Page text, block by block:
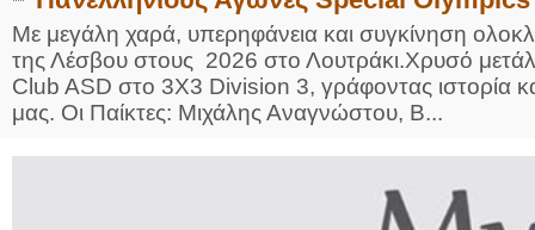
Με μεγάλη χαρά, υπερηφάνεια και συγκίνηση
της Λέσβου στους 2026 στο Λουτράκι.Χρυσό
Club ASD στο 3Χ3 Division 3, γράφοντας ιστορία
μας. Οι Παίκτες: Μιχάλης Αναγνώστου, Β...